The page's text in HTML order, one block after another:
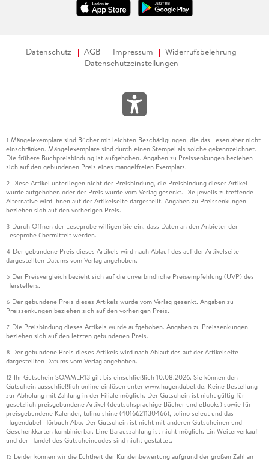
Datenschutz AGB Impressum
Widerrufsbelehrung
Datenschutzeinstellungen
1 Mängelexemplare sind Bücher mit leichten Beschädigungen, die das Lesen aber nicht
einschränken. Mängelexemplare sind durch einen Stempel als solche gekennzeichnet.
Die frühere Buchpreisbindung ist aufgehoben. Angaben zu Preissenkungen beziehen
sich auf den gebundenen Preis eines mangelfreien Exemplars.
2 Diese Artikel unterliegen nicht der Preisbindung, die Preisbindung dieser Artikel
wurde aufgehoben oder der Preis wurde vom Verlag gesenkt. Die jeweils zutreffende
Alternative wird Ihnen auf der Artikelseite dargestellt. Angaben zu Preissenkungen
beziehen sich auf den vorherigen Preis.
3 Durch Öffnen der Leseprobe willigen Sie ein, dass Daten an den Anbieter der
Leseprobe übermittelt werden.
4 Der gebundene Preis dieses Artikels wird nach Ablauf des auf der Artikelseite
dargestellten Datums vom Verlag angehoben.
5 Der Preisvergleich bezieht sich auf die unverbindliche Preisempfehlung (UVP) des
Herstellers.
6 Der gebundene Preis dieses Artikels wurde vom Verlag gesenkt. Angaben zu
Preissenkungen beziehen sich auf den vorherigen Preis.
7 Die Preisbindung dieses Artikels wurde aufgehoben. Angaben zu Preissenkungen
beziehen sich auf den letzten gebundenen Preis.
8 Der gebundene Preis dieses Artikels wird nach Ablauf des auf der Artikelseite
dargestellten Datums vom Verlag angehoben.
12 Ihr Gutschein SOMMER13 gilt bis einschließlich 10.08.2026. Sie können den
Gutschein ausschließlich online einlösen unter www.hugendubel.de. Keine Bestellung
zur Abholung mit Zahlung in der Filiale möglich. Der Gutschein ist nicht gültig für
gesetzlich preisgebundene Artikel (deutschsprachige Bücher und eBooks) sowie für
preisgebundene Kalender, tolino shine (4016621130466), tolino select und das
Hugendubel Hörbuch Abo. Der Gutschein ist nicht mit anderen Gutscheinen und
Geschenkkarten kombinierbar. Eine Barauszahlung ist nicht möglich. Ein Weiterverkauf
und der Handel des Gutscheincodes sind nicht gestattet.
15 Leider können wir die Echtheit der Kundenbewertung aufgrund der großen Zahl an